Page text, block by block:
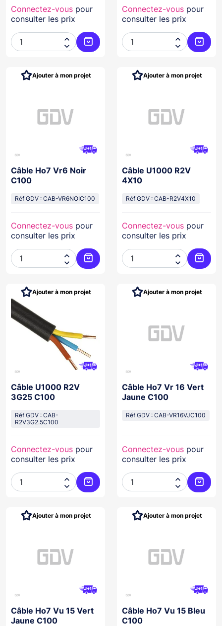
Connectez-vous pour
consulter les prix


Ajouter au panier
Connectez-vous pour
consulter les prix


Câble Ho7 Vr6 Noir
C100
Réf GDV : CAB-VR6NOIC100
Connectez-vous pour
consulter les prix


Ajouter au panier
Ajouter à mon projet
Câble U1000 R2V
4X10
Réf GDV : CAB-R2V4X10
Connectez-vous pour
consulter les prix


Ajouter à mon projet
Câble U1000 R2V
3G25 C100
Réf GDV : CAB-
R2V3G2.5C100
Connectez-vous pour
consulter les prix


Ajouter au panier
Ajouter à mon projet
Câble Ho7 Vr 16 Vert
Jaune C100
Réf GDV : CAB-VR16VJC100
Connectez-vous pour
consulter les prix


Ajouter à mon projet
Câble Ho7 Vu 15 Vert
Jaune C100
Ajouter à mon projet
Câble Ho7 Vu 15 Bleu
C100
Ajouter à mon projet